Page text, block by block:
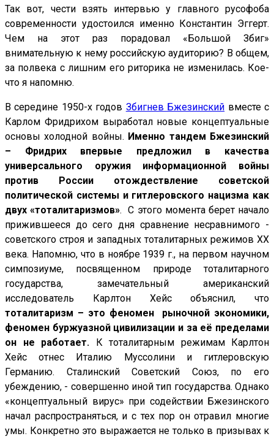
Так вот, чести взять интервью у главного русофоба
современности удостоился именно Константин Эггерт.
Чем на этот раз порадовал «Большой Збиг»
внимательную к нему российскую аудиторию? В общем,
за полвека с лишним его риторика не изменилась. Кое-
что я напомню.
В середине 1950-х годов Збигнев Бжезинский вместе с
Карлом Фридрихом выработал новые концептуальные
основы холодной войны. Именно тандем Бжезинский
– Фридрих впервые предложил в качества
универсального оружия информационной войны
против России отождествление советской
политической системы и гитлеровского нацизма как
двух «тоталитаризмов». С этого момента берет начало
прижившееся до сего дня сравнение несравнимого -
советского строя и западных тоталитарных режимов ХХ
века. Напомню, что в ноябре 1939 г., на первом научном
симпозиуме, посвященном природе тоталитарного
государства, замечательный американский
исследователь Карлтон Хейс объяснил, что
тоталитаризм – это феномен рыночной экономики,
феномен буржуазной цивилизации и за её пределами
он не работает. К тоталитарным режимам Карлтон
Хейс отнес Италию Муссолини и гитлеровскую
Германию. Сталинский Советский Союз, по его
убеждению, - совершенно иной тип государства. Однако
«концептуальный вирус» при содействии Бжезинского
начал распространяться, и с тех пор он отравил многие
умы. Конкретно это выражается не только в призывах к